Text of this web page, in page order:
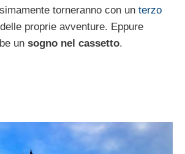
torneranno con un terzo
delle proprie avventure. Eppure
un sogno nel cassetto.